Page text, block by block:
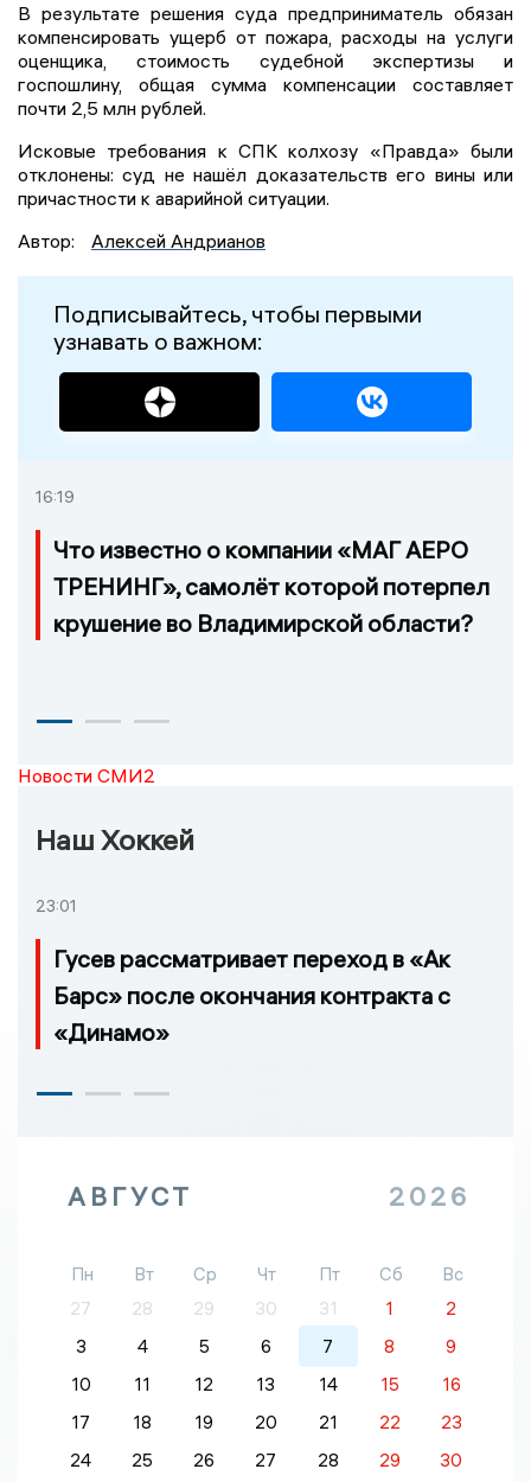
В результате решения суда предприниматель обязан
компенсировать ущерб от пожара, расходы на услуги
оценщика, стоимость судебной экспертизы и
госпошлину, общая сумма компенсации составляет
почти 2,5 млн рублей.
Исковые требования к СПК колхозу «Правда» были
отклонены: суд не нашёл доказательств его вины или
причастности к аварийной ситуации.
Автор:
Алексей Андрианов
Подписывайтесь, чтобы первыми
узнавать о важном:
16:19
Что известно о компании «МАГ АЕРО
ТРЕНИНГ», самолёт которой потерпел
крушение во Владимирской области?
Новости СМИ2
Наш Хоккей
23:01
Гусев рассматривает переход в «Ак
Барс» после окончания контракта с
«Динамо»
АВГУСТ 2026
Пн Вт Ср Чт Пт Сб
Вс
27
28 29 30 31 1
2
3
4 5 6 7 8
9
10
11 12 13 14 15
16
17
18 19 20 21 22
23
24
25 26 27 28 29 30